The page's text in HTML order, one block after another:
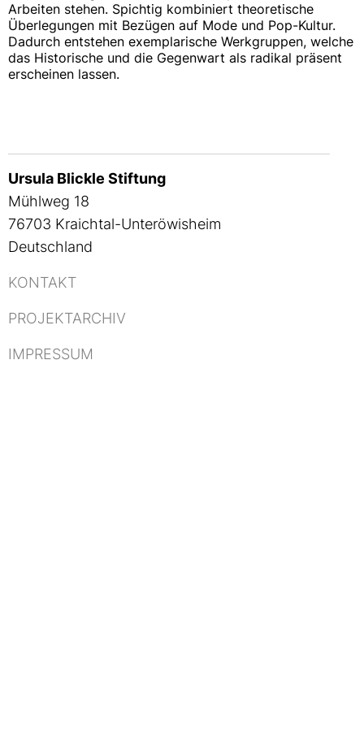
Arbeiten stehen. Spichtig kombiniert theoretische
Überlegungen mit Bezügen auf Mode und Pop-Kultur.
Dadurch entstehen exemplarische Werkgruppen, welche
das Historische und die Gegenwart als radikal präsent
erscheinen lassen.
Ursula Blickle Stiftung
Mühlweg 18
76703 Kraichtal-Unteröwisheim
Deutschland
KONTAKT
PROJEKTARCHIV
IMPRESSUM